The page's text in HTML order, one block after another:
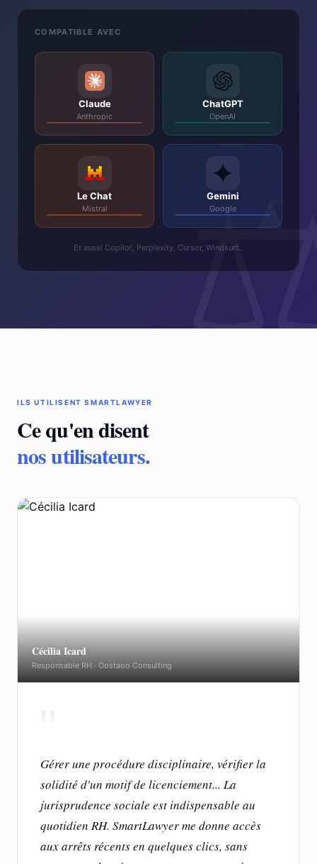
COMPATIBLE AVEC
Claude
Anthropic
ChatGPT
OpenAI
Le Chat
Mistral
Gemini
Google
Et aussi Copilot, Perplexity, Cursor, Windsurf…
ILS UTILISENT SMARTLAWYER
Ce qu'en disent
nos utilisateurs.
Cécilia Icard
Responsable RH · Oostaoo Consulting
Gérer une procédure disciplinaire, vérifier la
solidité d'un motif de licenciement... La
jurisprudence sociale estindispensable au
quotidien RH. SmartLawyer me donne accès
aux arrêts récents en quelques clics, sans